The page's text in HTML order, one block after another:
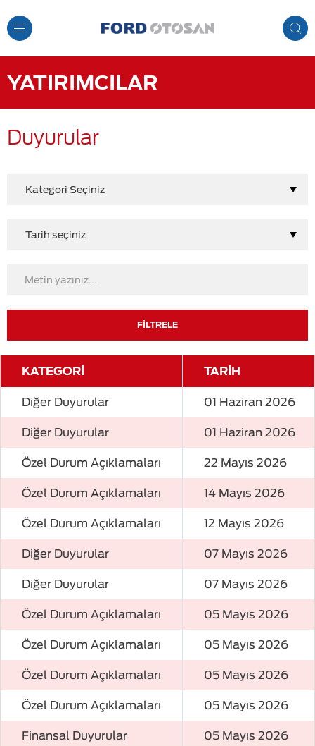
Toggle
Navigation
YATIRIMCILAR
Duyurular
Kategori Seçiniz
Tarih seçiniz
FİLTRELE
KATEGORİ TARİH
Diğer Duyurular 01 Haziran 2026
Diğer Duyurular 01 Haziran 2026
Özel Durum Açıklamaları 22 Mayıs 2026
Özel Durum Açıklamaları 14 Mayıs 2026
Özel Durum Açıklamaları 12 Mayıs 2026
Diğer Duyurular 07 Mayıs 2026
Diğer Duyurular 07 Mayıs 2026
Özel Durum Açıklamaları 05 Mayıs 2026
Özel Durum Açıklamaları 05 Mayıs 2026
Özel Durum Açıklamaları 05 Mayıs 2026
Özel Durum Açıklamaları 05 Mayıs 2026
Finansal Duyurular 05 Mayıs 2026